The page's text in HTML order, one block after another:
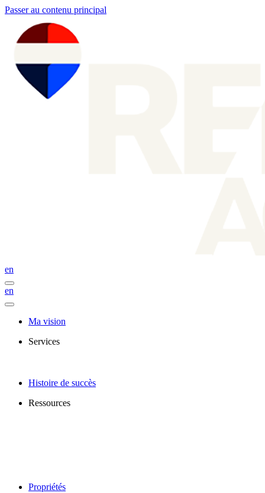
Passer au contenu principal
en
en
Ma vision
Services
Histoire de succès
Ressources
Propriétés